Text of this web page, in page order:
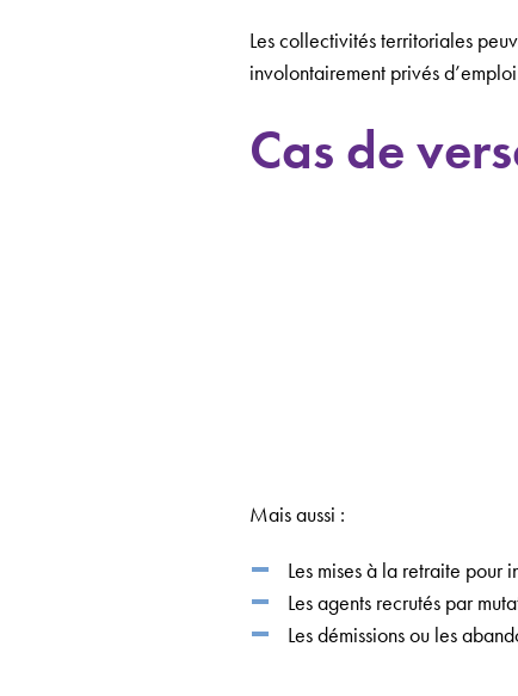
Les collectivités territoriales
involontairement privés
Cas de
Mais aussi :
Les mises à la retraite pour
Les agents recrutés par
Les démissions ou les